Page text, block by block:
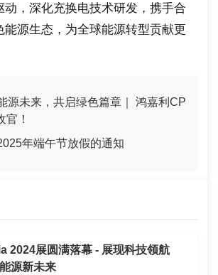
动，深化充换电技术研发，携手合
能源生态，为全球能源转型贡献更
源未来，共启绿色篇章｜ 鸿嘉利CP
官！
年端午节放假的通知
2024展圆满落幕 - 展现科技领航
源新未来